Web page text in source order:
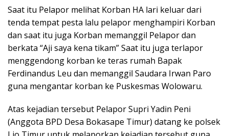
Saat itu Pelapor melihat Korban HA lari keluar dari
tenda tempat pesta lalu pelapor menghampiri Korban
dan saat itu juga Korban memanggil Pelapor dan
berkata “Aji saya kena tikam” Saat itu juga terlapor
menggendong korban ke teras rumah Bapak
Ferdinandus Leu dan memanggil Saudara Irwan Paro
guna mengantar korban ke Puskesmas Wolowaru.
Atas kejadian tersebut Pelapor Supri Yadin Peni
(Anggota BPD Desa Bokasape Timur) datang ke polsek